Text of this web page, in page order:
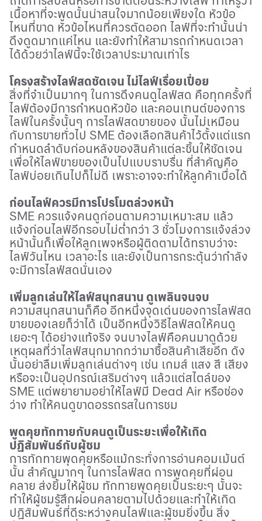
เนื้อหาที่จะพูดนั้นน่าสนใจมากน้อยเพียงใด หัวข้อ
ไหนที่ขาด หัวข้อไหนที่ควรตัดออก ไลฟ์ที่จะทำนั้นน่า
ดึงดูดมากแค่ไหน และยังทำให้สามารถกำหนดเวลา
ได้ด้วยว่าไลฟ์นี้จะใช้เวลาประมาณเท่าไร
โครงสร้างไลฟ์สดชัดเจน ไม่ไลฟ์เรื่อยเปื่อย
สิ่งที่จำเป็นมากๆ ในการดึงคนดูไลฟ์สด คือทุกครั้งที่
ไลฟ์ต้องมีการกำหนดหัวข้อ และคอนเทนต์ของการ
ไลฟ์ในครั้งนั้นๆ การไลฟ์สดขายของ นั้นไม่เหมือน
กับการขายทั่วไป SME ต้องเลือกสินค้าไว้ตั้งแต่แรก
กำหนดลำดับก่อนหลังของสินค้าแต่ละชิ้นให้ชัดเจน
เพื่อให้ไลฟ์ขายของเป็นไปแบบราบรื่น ที่สำคัญคือ
ไลฟ์บ่อยเกินไปก็ไม่ดี เพราะอาจจะทำให้ลูกค้าเบื่อได้
ก่อนไลฟ์ควรมีการโปรโมตล่วงหน้า
SME ควรแจ้งคนดูก่อนตามความเหมาะสม แล้ว
แจ้งก่อนไลฟ์อีกรอบไม่ต่ำกว่า 3 ชั่วโมงการแจ้งล่วง
หน้านั้นก็เพื่อให้ลูกเพจหรือผู้ติดตามได้ทราบว่าจะ
ไลฟ์วันไหน เวลาอะไร และยังเป็นการกระตุ้นว่ากำลัง
จะมีการไลฟ์สดนั่นเอง
เพิ่มลูกเล่นให้ไลฟ์สนุกสนาน ดูเพลินจนจบ
ความสนุกสนานก็คือ อีกหนึ่งจุดเด่นของการไลฟ์สด
ขายของเลยก็ว่าได้ เป็นอีกหนึ่งวิธีไลฟ์สดให้คนดู
เยอะๆ ได้อย่างแท้จริง จนบางไลฟ์คือคนมาดูด้วย
เหตุผลที่ว่าไลฟ์สนุกมากกว่ามาซื้อสินค้าเสียอีก ดัง
นั้นอย่าลืมเพิ่มลูกเล่นต่างๆ เช่น เกมส์ แสง สี เสียง
หรือจะเป็นอุปกรณ์เสริมต่างๆ แล้วแต่สไตล์ของ
SME แต่พยายามอย่าให้ไลฟ์มี Dead Air หรือช่อง
ว่าง ทำให้คนดูขาดอรรถรสในการชม
พูดคุยทักทายกับคนดูเป็นระยะเพื่อให้เกิด
ปฏิสัมพันธ์กับผู้ชม
การทักทายพุดคุยหรือแม้กระทั่งการอ่านคอมเม้นต์
นั้น สำคัญมากๆ ในการไลฟ์สด การพูดคุยที่ผ่อน
คลาย ส่งยิ้มให้ผู้ชม ทักทายพุดคุยเป็นระยะๆ นั้นจะ
ทำให้ผู้ชมรู้สึกผ่อนคลายตามไปด้วยและทำให้เกิด
ปฏิสัมพันธ์ที่ดีระหว่างคนไลฟ์และผู้ชมยิ่งขึ้น สิ่ง